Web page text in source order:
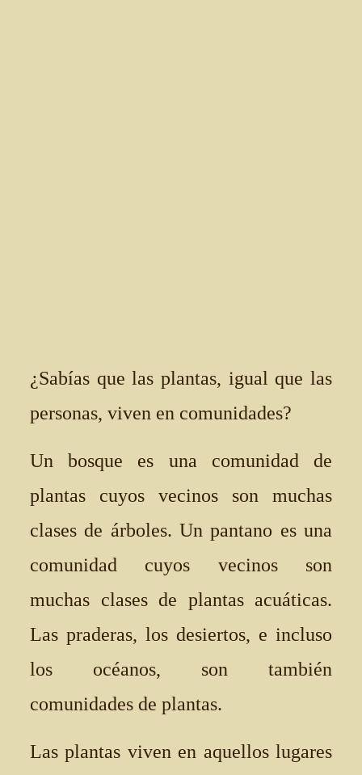
¿Sabías que las plantas, igual que las
personas, viven en comunidades?
Un bosque es una comunidad de
plantas cuyos vecinos son muchas
clases de árboles. Un pantano es una
comunidad cuyos vecinos son
muchas clases de plantas acuáticas.
Las praderas, los desiertos, e incluso
los océanos, son también
comunidades de plantas.
Las plantas viven en aquellos lugares